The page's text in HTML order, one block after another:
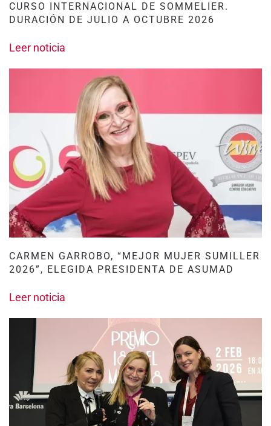
CURSO INTERNACIONAL DE SOMMELIER.
DURACIÓN DE JULIO A OCTUBRE 2026
Leer noticia
CARMEN GARROBO, “MEJOR MUJER SUMILLER
2026”, ELEGIDA PRESIDENTA DE ASUMAD
Leer noticia